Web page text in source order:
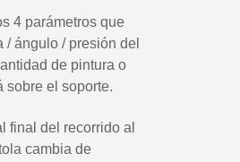
4 parámetros que
ángulo / presión del
de pintura o
sobre el soporte.
final del recorrido al
cambia de